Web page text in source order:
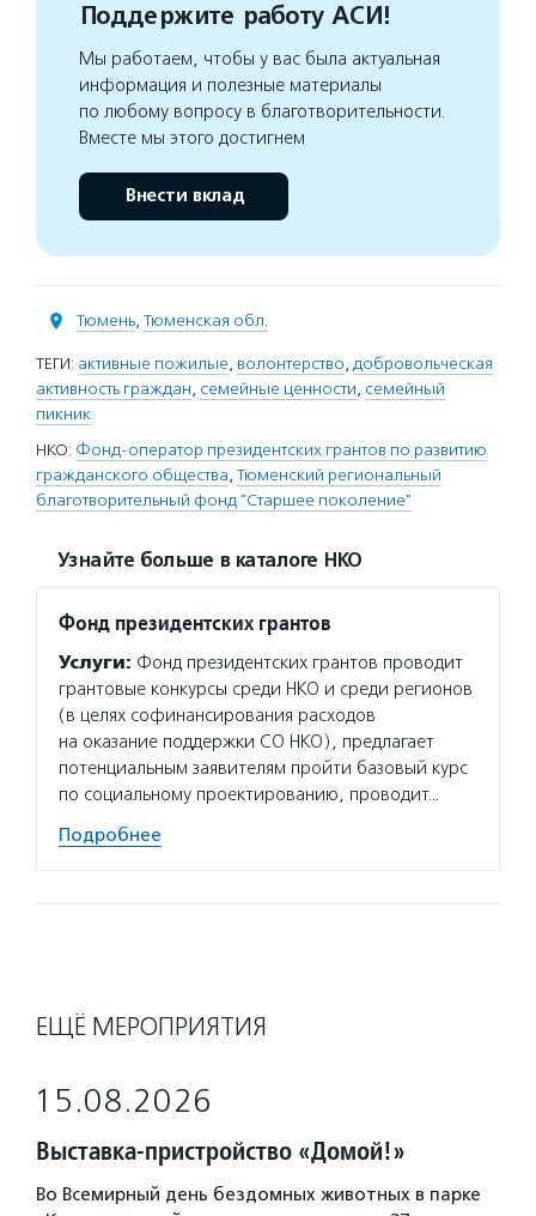
Поддержите работу АСИ!
Мы работаем, чтобы у вас была актуальная
информация и полезные материалы
по любому вопросу в благотворительности.
Вместе мы этого достигнем
Внести вклад
Тюмень, Тюменская обл.
ТЕГИ: активные пожилые, волонтерство, добровольческая
активность граждан, семейные ценности, семейный
пикник
НКО: Фонд-оператор президентских грантов по развитию
гражданского общества, Тюменский региональный
благотворительный фонд "Старшее поколение"
Узнайте больше в каталоге НКО
Фонд президентских грантов
Услуги: Фонд президентских грантов проводит
грантовые конкурсы среди НКО и среди регионов
(в целях софинансирования расходов
на оказание поддержки СО НКО), предлагает
потенциальным заявителям пройти базовый курс
по социальному проектированию, проводит…
Подробнее
ЕЩЁ МЕРОПРИЯТИЯ
15.08.2026
Выставка-пристройство «Домой!»
Во Всемирный день бездомных животных в парке